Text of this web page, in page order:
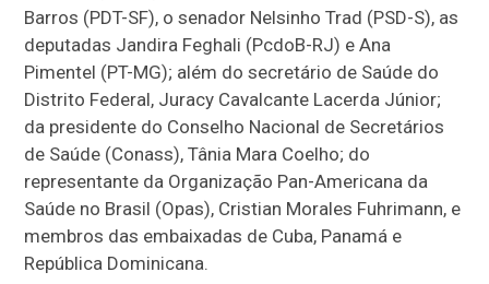
Barros (PDT-SF), o senador Nelsinho Trad (PSD-S), as
deputadas Jandira Feghali (PcdoB-RJ) e Ana
Pimentel (PT-MG); além do secretário de Saúde do
Distrito Federal, Juracy Cavalcante Lacerda Júnior;
da presidente do Conselho Nacional de Secretários
de Saúde (Conass), Tânia Mara Coelho; do
representante da Organização Pan-Americana da
Saúde no Brasil (Opas), Cristian Morales Fuhrimann, e
membros das embaixadas de Cuba, Panamá e
República Dominicana.